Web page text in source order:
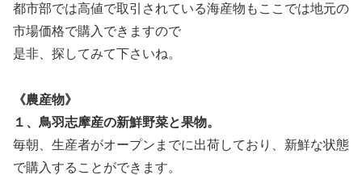
都市部では高値で取引されている海産物もここでは地元の
市場価格で購入できますので
是非、探してみて下さいね。
《農産物》
１、鳥羽志摩産の新鮮野菜と果物。
毎朝、生産者がオープンまでに出荷しており、新鮮な状態
で購入することができます。